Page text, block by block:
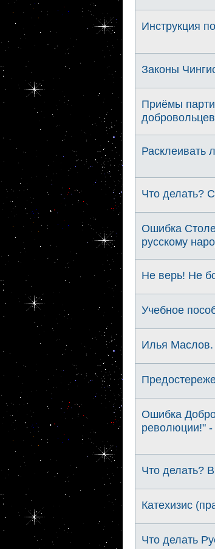
Инструкция
Законы
Приёмы
Расклеивать
Что делать?
Ошибка
русскому
Не верь! Не
Учебное
Илья
Ошибка
революции!" -
Что делать?
Катехизис
Что делать